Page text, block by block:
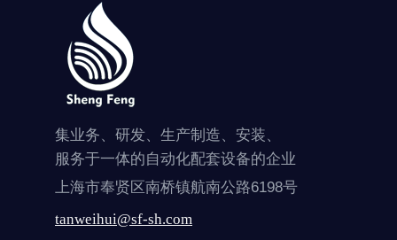
集业务、研发、生产制造、安装、
服务于一体的自动化配套设备的企业
上海市奉贤区南桥镇航南公路6198号
tanweihui@sf-sh.com